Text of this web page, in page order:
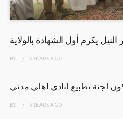
يكرم أول الشهادة بالولاية
BY 6 YEARSAGO
لجنة تطبيع لنادي اهلي مدني
BY 5 YEARSAGO